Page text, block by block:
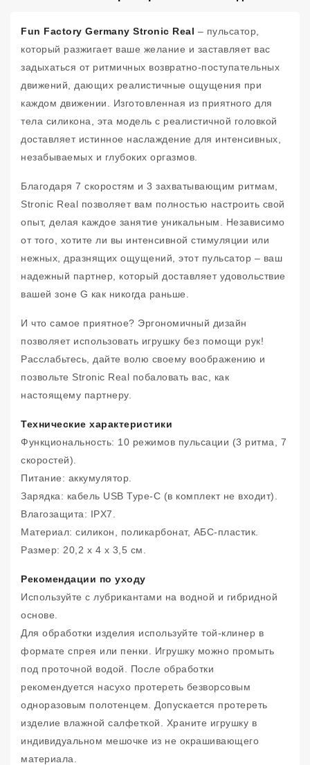
Fun Factory Germany Stronic Real – пульсатор,
который разжигает ваше желание и заставляет вас
задыхаться от ритмичных возвратно-поступательных
движений, дающих реалистичные ощущения при
каждом движении. Изготовленная из приятного для
тела силикона, эта модель с реалистичной головкой
доставляет истинное наслаждение для интенсивных,
незабываемых и глубоких оргазмов.
Благодаря 7 скоростям и 3 захватывающим ритмам,
Stronic Real позволяет вам полностью настроить свой
опыт, делая каждое занятие уникальным. Независимо
от того, хотите ли вы интенсивной стимуляции или
нежных, дразнящих ощущений, этот пульсатор – ваш
надежный партнер, который доставляет удовольствие
вашей зоне G как никогда раньше.
И что самое приятное? Эргономичный дизайн
позволяет использовать игрушку без помощи рук!
Расслабьтесь, дайте волю своему воображению и
позвольте Stronic Real побаловать вас, как
настоящему партнеру.
Технические характеристики
Функциональность: 10 режимов пульсации (3 ритма, 7
скоростей).
Питание: аккумулятор.
Зарядка: кабель USB Type-C (в комплект не входит).
Влагозащита: IPX7.
Материал: силикон, поликарбонат, АБС-пластик.
Размер: 20,2 x 4 x 3,5 см.
Рекомендации по уходу
Используйте с лубрикантами на водной и гибридной
основе.
Для обработки изделия используйте той-клинер в
формате спрея или пенки. Игрушку можно промыть
под проточной водой. После обработки
рекомендуется насухо протереть безворсовым
одноразовым полотенцем. Допускается протереть
изделие влажной салфеткой. Храните игрушку в
индивидуальном мешочке из не окрашивающего
материала.